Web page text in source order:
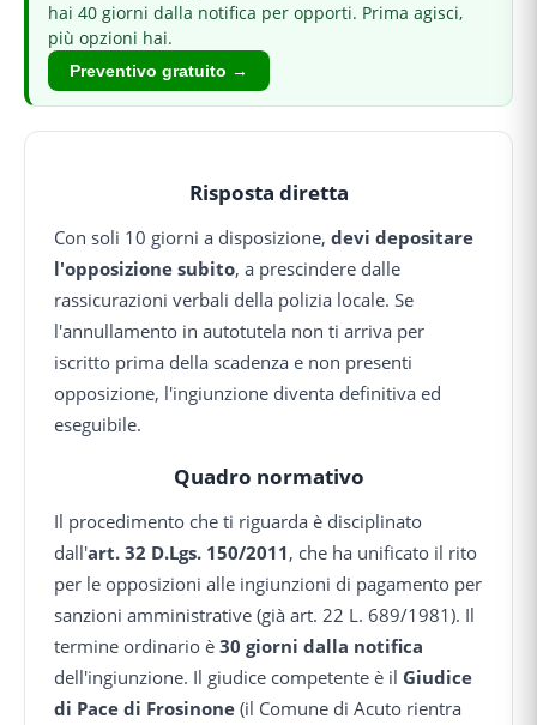
hai 40 giorni dalla notifica per opporti. Prima agisci,
più opzioni hai.
Preventivo gratuito →
Risposta diretta
Con soli 10 giorni a disposizione, devi depositare
l'opposizione subito, a prescindere dalle
rassicurazioni verbali della polizia locale. Se
l'annullamento in autotutela non ti arriva per
iscritto prima della scadenza e non presenti
opposizione, l'ingiunzione diventa definitiva ed
eseguibile.
Quadro normativo
Il procedimento che ti riguarda è disciplinato
dall'art. 32 D.Lgs. 150/2011, che ha unificato il rito
per le opposizioni alle ingiunzioni di pagamento per
sanzioni amministrative (già art. 22 L. 689/1981). Il
termine ordinario è 30 giorni dalla notifica
dell'ingiunzione. Il giudice competente è il Giudice
di Pace di Frosinone (il Comune di Acuto rientra